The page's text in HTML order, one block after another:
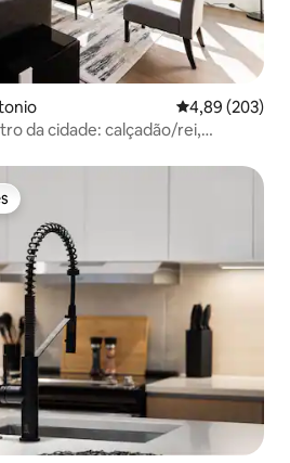
4,89 de uma
4,89 (203)
da cidade: calçadão/rei,